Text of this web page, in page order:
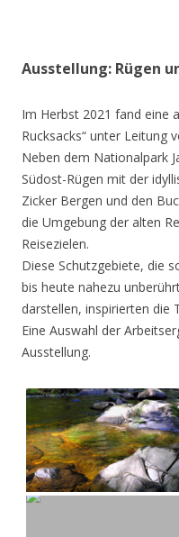
Ausstellung: Rügen
Im Herbst 2021 fand eine
Rucksacks“ unter Leitung
Neben dem Nationalpark
Südost-Rügen mit der
Zicker Bergen und den
die Umgebung der alten
Reisezielen.
Diese Schutzgebiete, die
bis heute nahezu
darstellen, inspirierten die
Eine Auswahl der
Ausstellung.